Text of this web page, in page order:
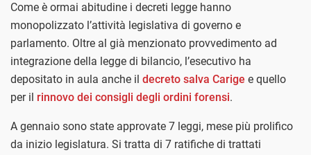
Come è ormai abitudine i decreti legge hanno
monopolizzato l’attività legislativa di governo e
parlamento. Oltre al già menzionato provvedimento ad
integrazione della legge di bilancio, l’esecutivo ha
depositato in aula anche il decreto salva Carige e quello
per il rinnovo dei consigli degli ordini forensi.
A gennaio sono state approvate 7 leggi, mese più prolifico
da inizio legislatura. Si tratta di 7 ratifiche di trattati